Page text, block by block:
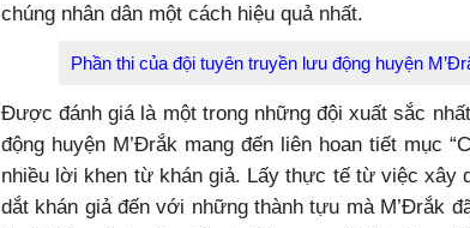
chúng nhân dân một cách hiệu quả nhất.
Phần thi của đội tuyên truyền lưu động huyện
Được đánh giá là một trong những đội xuất sắc
động huyện M’Đrắk mang đến liên hoan tiết mục
nhiều lời khen từ khán giả. Lấy thực tế từ việc xây
dắt khán giả đến với những thành tựu mà M’Đrắk